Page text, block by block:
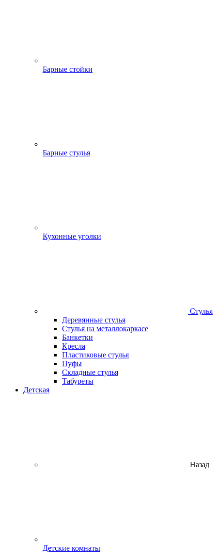
Барные стойки
Барные стулья
Кухонные уголки
Стулья
Деревянные стулья
Стулья на металлокаркасе
Банкетки
Кресла
Пластиковые стулья
Пуфы
Складные стулья
Табуреты
Детская
Назад
Детские комнаты